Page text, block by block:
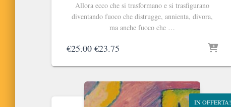
Allora ecco che si trasformano e si trasfigurano
diventando fuoco che distrugge, annienta, divora,
ma anche fuoco che …
€25.00 Il
originale
era:
€25.00.
€23.75
attuale
è:
€23.75.
IN OFFERTA!